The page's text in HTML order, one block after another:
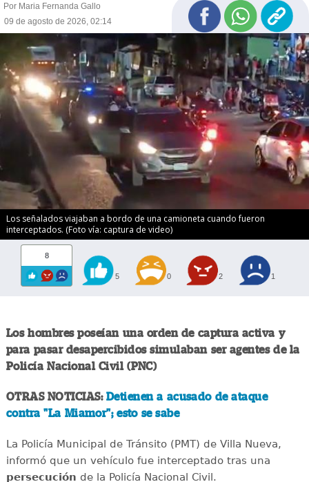
Por Maria Fernanda Gallo
09 de agosto de 2026, 02:14
Los señalados viajaban a bordo de una camioneta cuando fueron
interceptados. (Foto vía: captura de video)
8
5 0 2 1
Los hombres poseían una orden de captura activa y
para pasar desapercibidos simulaban ser agentes de la
Policía Nacional Civil (PNC)
OTRAS NOTICIAS: Detienen a acusado de ataque
contra "La Miamor"; esto se sabe
La Policía Municipal de Tránsito (PMT) de Villa Nueva,
informó que un vehículo fue interceptado tras una
persecución de la Policía Nacional Civil.